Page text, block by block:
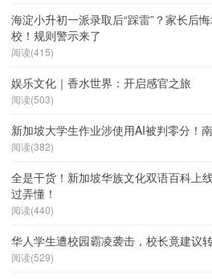
海淀小升初一派录取后“踩雷”？家长后
校！规则警示来了
阅读(415)
娱乐文化｜香水世界：开启感官之旅
阅读(503)
新加坡大学生作业涉使用AI被判零分！
阅读(382)
全是干货！新加坡华族文化双语百科上
过弄懂！
阅读(440)
华人学生遭校园霸凌袭击，校长竟建议
阅读(529)